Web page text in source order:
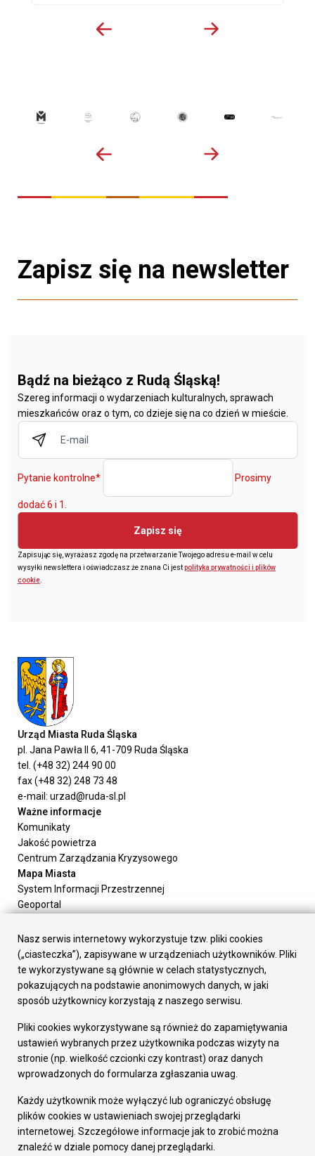
Zapisz się na newsletter
Bądź na bieżąco z Rudą Śląską!
Szereg informacji o wydarzeniach kulturalnych, sprawach
mieszkańców oraz o tym, co dzieje się na co dzień w mieście.
Pytanie kontrolne* Prosimy
dodać 6 i 1.
Zapisz się
Zapisując się, wyrażasz zgodę na przetwarzanie Twojego adresu e-mail w celu
wysyłki newslettera i oświadczasz że znana Ci jestpolityka prywatności i plików
cookie
Urząd Miasta Ruda Śląska
pl. Jana Pawła II 6, 41-709 Ruda Śląska
tel. (+48 32) 244 90 00
fax (+48 32) 248 73 48
e-mail: urzad@ruda-sl.pl
Ważne informacje
Komunikaty
Jakość powietrza
Centrum Zarządzania Kryzysowego
Mapa Miasta
System Informacji Przestrzennej
Geoportal
Załatw sprawę
Prezydent Miasta
Rada Miasta
Wydziały
Elektroniczna Skrzynka Podawcza
Gospodarka
Fundusze europejskie
Środki krajowe
Oferty inwestycyjne
Pozostałe
Deklaracja dostępności
Dane osobowe
Dodaj opinię o witrynie
Nasz serwis internetowy wykorzystuje tzw. pliki cookies
(„ciasteczka”), zapisywane w urządzeniach użytkowników. Pliki
te wykorzystywane są głównie w celach statystycznych,
pokazujących na podstawie anonimowych danych, w jaki
sposób użytkownicy korzystają z naszego serwisu.
Pliki cookies wykorzystywane są również do zapamiętywania
ustawień wybranych przez użytkownika podczas wizyty na
stronie (np. wielkość czcionki czy kontrast) oraz danych
wprowadzonych do formularza zgłaszania uwag.
Każdy użytkownik może wyłączyć lub ograniczyć obsługę
plików cookies w ustawieniach swojej przeglądarki
internetowej. Szczegółowe informacje jak to zrobić można
znaleźć w dziale pomocy danej przeglądarki.